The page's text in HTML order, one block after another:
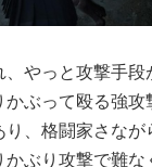
やっと攻撃手
かぶって殴る強
、格闘家さなが
ぶり攻撃で難な